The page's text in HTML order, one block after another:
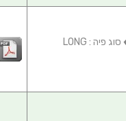
פיה לעמדת אוויר חם - QFP 28.2MM ♦ דגם : 21-10166♦ סוג פיה : LONG